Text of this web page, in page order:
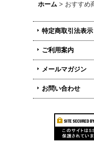
ホーム > おすすめ
特定商取引法表示
ご利用案内
メールマガジン
お問い合わせ